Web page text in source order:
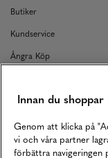
Butiker
Kundservice
Ångra Köp
Returer
Köpvillkor
Karriär
Innan du shoppar
Genom att klicka på
vi och våra partner
förbättra navigeringen